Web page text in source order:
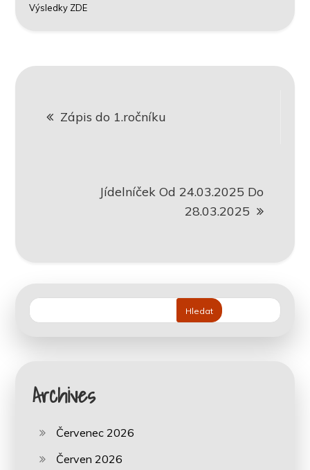
Výsledky ZDE
proZápis do 1.ročníku
Jídelníček Od 24.03.2025 Do
28.03.2025
Hledat
Archives
Červenec 2026
Červen 2026